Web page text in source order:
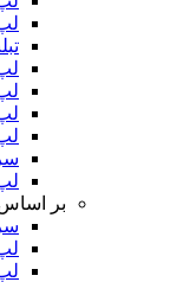
بر اساس